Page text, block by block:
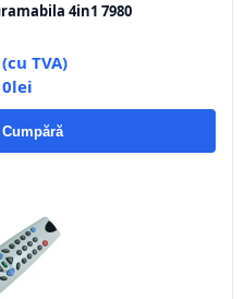
4in1 7980
TVA)
Cumpără